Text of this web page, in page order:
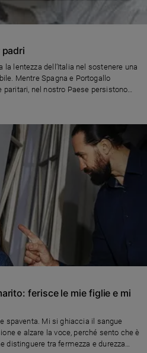
padri
la lentezza dell’Italia nel sostenere una
Mentre Spagna e Portogallo
paritari, nel nostro Paese persistono
ferisce le mie figlie e mi
spaventa. Mi si ghiaccia il sangue
e alzare la voce, perché sento che è
distinguere tra fermezza e durezza